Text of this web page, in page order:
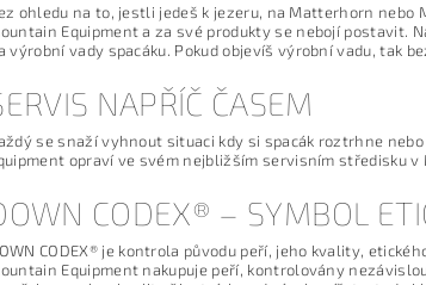
ohledu na to, jestli jedeš k jezeru, na Matterhorn nebo
Equipment a za své produkty se nebojí postavit.
výrobní vady spacáku. Pokud objevíš výrobní vadu, tak
NAPŘÍČ ČASEM
se snaží vyhnout situaci kdy si spacák roztrhne
opraví ve svém nejbližším servisním středisku
CODEX® – SYMBOL
CODEX® je kontrola původu peří, jeho kvality,
Equipment nakupuje peří, kontrolovány